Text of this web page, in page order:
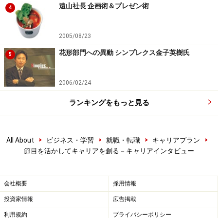
4 遠山社長 企画術＆プレゼン術
2005/08/23
5 花形部門への異動 シンプレクス金子英樹氏
2006/02/24
ランキングをもっと見る
All About > ビジネス・学習 > 就職・転職 > キャリアプラン
>
節目を活かしてキャリアを創る－キャリアインタビュー
会社概要 採用情報
投資家情報 広告掲載
利用規約 プライバシーポリシー